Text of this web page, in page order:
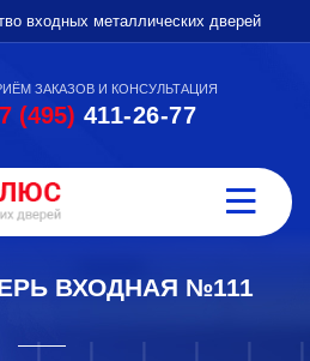
входных металлических дверей
ЗАКАЗОВ И КОНСУЛЬТАЦИЯ
(495) 411-26-77
ВХОДНАЯ №111